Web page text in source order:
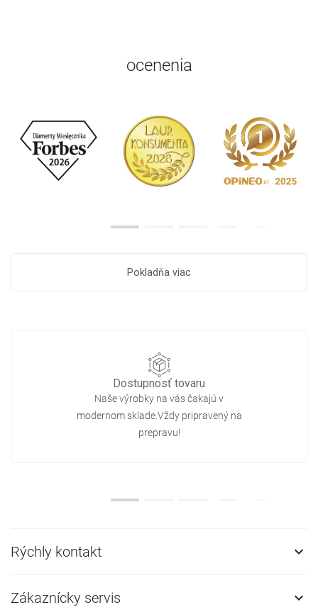
ocenenia
Pokladňa viac
Dostupnosť tovaru
Naše výrobky na vás čakajú v
modernom sklade.Vždy pripravený na
prepravu!
Rýchly kontakt 
Zákaznícky servis 